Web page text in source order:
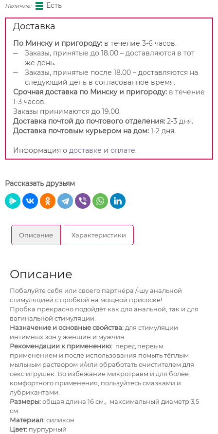
Наличие: Есть
Доставка
По Минску и пригороду: в течение 3-6 часов.
Заказы, принятые до 18.00 – доставляются в тот
же день.
Заказы, принятые после 18.00 – доставляются на
следующий день в согласованное время.
Срочная доставка по Минску и пригороду: в течение
1-3 часов.
Заказы принимаются до 19.00.
Доставка почтой до почтового отделения: 2-3 дня.
Доставка почтовым курьером на дом: 1-2 дня.
Информация о доставке и оплате.
Рассказать друзьям
Описание Характеристики
Описание
Побалуйте себя или своего партнёра /-шу анальной
стимуляцией с пробкой на мощной присоске!
Пробка прекрасно подойдёт как для анальной, так и для
вагинальной стимуляции.
Назначение и основные свойства:для стимуляции
интимных зон у женщин и мужчин.
Рекомендации к применению: перед первым
применением и после использования помыть тёплым
мыльным раствором и/или обработать очистителем для
секс игрушек. Во избежание микротравм и для более
комфортного применения, пользуйтесь смазками и
лубрикантами.
Размеры:общая длина 16 см., максимальный диаметр 3,5
см.
Материал:силикон
Цвет: пурпурный